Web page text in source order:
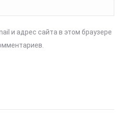
и адрес сайта в этом браузере